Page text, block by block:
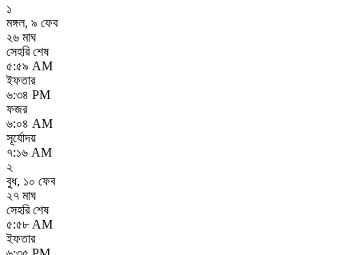
১
মঙ্গল, ৯ ফেব
২৬ মাঘ
সেহরি শেষ
৫:৫৯ AM
ইফতার
৬:৩৪ PM
ফজর
৬:০৪ AM
সূর্যোদয়
৭:১৬ AM
২
বুধ, ১০ ফেব
২৭ মাঘ
সেহরি শেষ
৫:৫৮ AM
ইফতার